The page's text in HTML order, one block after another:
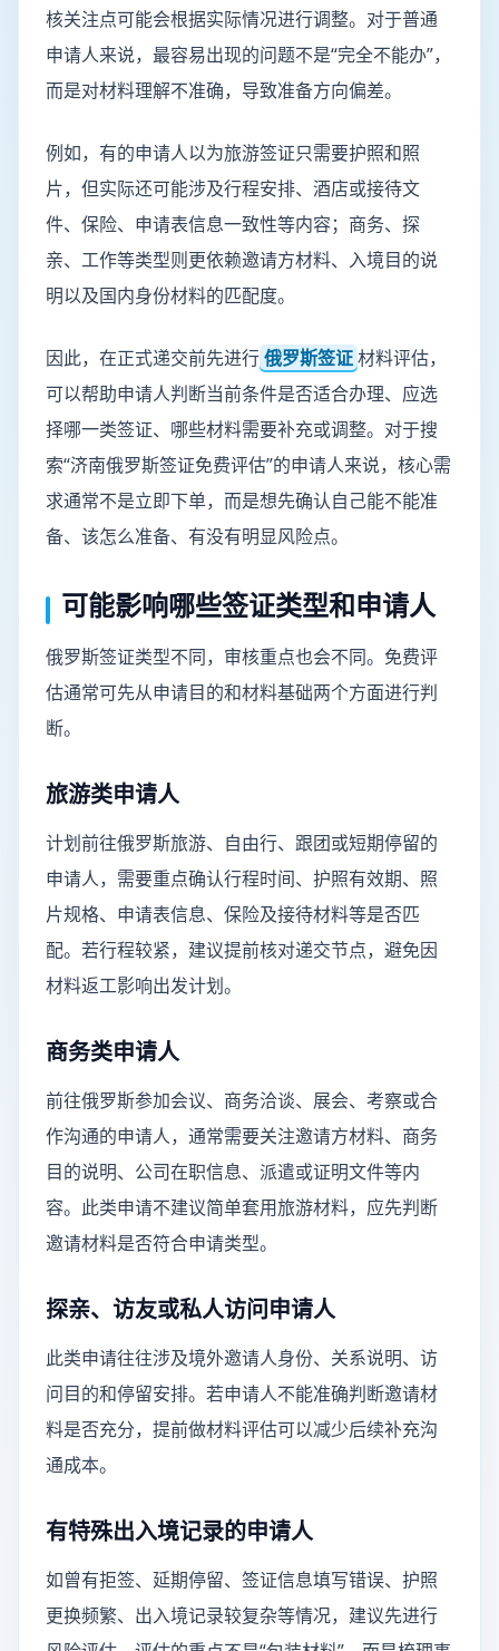
核关注点可能会根据实际情况进行调整。对于普通
申请人来说，最容易出现的问题不是“完全不能办”，
而是对材料理解不准确，导致准备方向偏差。
例如，有的申请人以为旅游签证只需要护照和照
片，但实际还可能涉及行程安排、酒店或接待文
件、保险、申请表信息一致性等内容；商务、探
亲、工作等类型则更依赖邀请方材料、入境目的说
明以及国内身份材料的匹配度。
因此，在正式递交前先进行俄罗斯签证材料评估，
可以帮助申请人判断当前条件是否适合办理、应选
择哪一类签证、哪些材料需要补充或调整。对于搜
索“济南俄罗斯签证免费评估”的申请人来说，核心需
求通常不是立即下单，而是想先确认自己能不能准
备、该怎么准备、有没有明显风险点。
可能影响哪些签证类型和申请人
俄罗斯签证类型不同，审核重点也会不同。免费评
估通常可先从申请目的和材料基础两个方面进行判
断。
旅游类申请人
计划前往俄罗斯旅游、自由行、跟团或短期停留的
申请人，需要重点确认行程时间、护照有效期、照
片规格、申请表信息、保险及接待材料等是否匹
配。若行程较紧，建议提前核对递交节点，避免因
材料返工影响出发计划。
商务类申请人
前往俄罗斯参加会议、商务洽谈、展会、考察或合
作沟通的申请人，通常需要关注邀请方材料、商务
目的说明、公司在职信息、派遣或证明文件等内
容。此类申请不建议简单套用旅游材料，应先判断
邀请材料是否符合申请类型。
探亲、访友或私人访问申请人
此类申请往往涉及境外邀请人身份、关系说明、访
问目的和停留安排。若申请人不能准确判断邀请材
料是否充分，提前做材料评估可以减少后续补充沟
通成本。
有特殊出入境记录的申请人
如曾有拒签、延期停留、签证信息填写错误、护照
更换频繁、出入境记录较复杂等情况，建议先进行